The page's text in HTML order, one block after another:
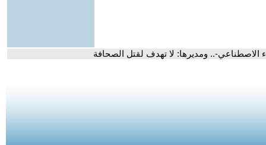
الاصطناعي-.. ومديرها: لا تهدف لقتل الصحافة